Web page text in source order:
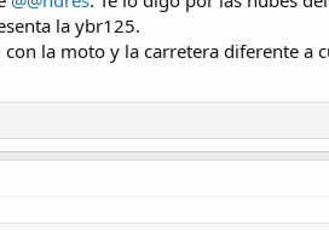
la ybr125.
la moto y la carretera diferente a